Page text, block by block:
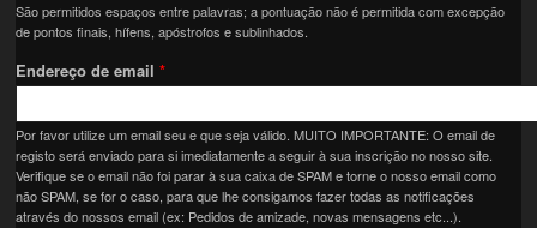
São permitidos espaços entre palavras; a pontuação não é permitida com excepção
de pontos finais, hífens, apóstrofos e sublinhados.
Endereço de email*
Por favor utilize um email seu e que seja válido. MUITO IMPORTANTE: O email de
registo será enviado para si imediatamente a seguir à sua inscrição no nosso site.
Verifique se o email não foi parar à sua caixa de SPAM e torne o nosso email como
não SPAM, se for o caso, para que lhe consigamos fazer todas as notificações
através do nossos email (ex: Pedidos de amizade, novas mensagens etc...).